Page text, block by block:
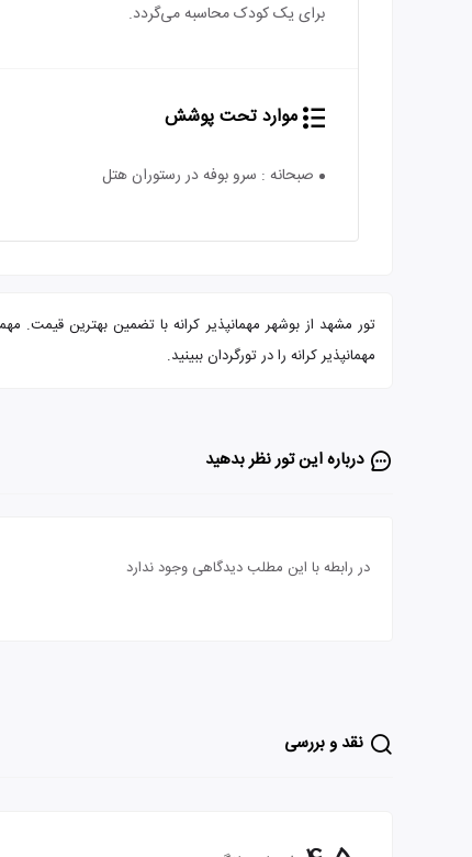
برای یک کودک محاسبه می‌گردد.
موارد تحت پوشش
صبحانه : سرو بوفه در رستوران هتل
مهمانپذیر کرانه را در تورگردان ببینید.
درباره این تور‌ نظر بدهید
در رابطه با این مطلب دیدگاهی وجود ندارد
نقد و بررسی